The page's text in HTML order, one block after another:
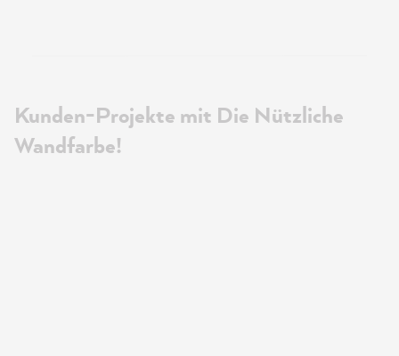
Kunden-Projekte mit Die Nützliche
Wandfarbe!